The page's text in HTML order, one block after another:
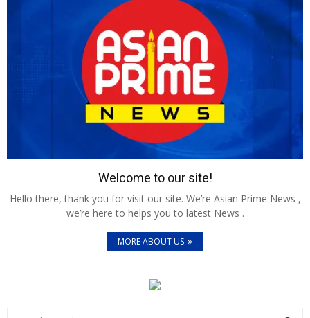
Welcome to our site!
Hello there, thank you for visit our site. We’re Asian Prime News ,
we’re here to helps you to latest News .
MORE ABOUT US